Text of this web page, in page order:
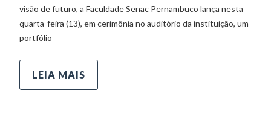
visão de futuro, a Faculdade Senac Pernambuco lança nesta
quarta-feira (13), em cerimônia no auditório da instituição, um
portfólio
LEIA MAIS